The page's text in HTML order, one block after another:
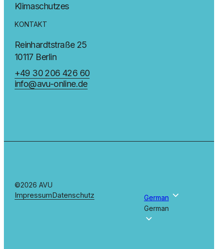
Klimaschutzes
KONTAKT
Reinhardtstraße 25
10117 Berlin
+49 30 206 426 60
info@avu-online.de
©2026 AVU
ImpressumDatenschutz
German
German